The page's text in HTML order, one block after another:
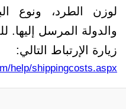
لوزن الطرد، ونوع
والدولة المرسل إليها.
زيارة الإرتباط التالي:
help/shippingcosts.aspx